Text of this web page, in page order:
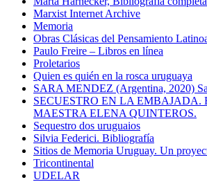
Marxist Internet Archive
Memoria
Obras Clásicas del Pensamiento
Paulo Freire – Libros en línea
Proletarios
Quien es quién en la rosca uruguaya
SARA MENDEZ (Argentina, 2020)
SECUESTRO EN LA EMBAJADA.
MAESTRA ELENA QUINTEROS.
Sequestro dos uruguaios
Silvia Federici. Bibliografía
Sitios de Memoria Uruguay. Un
Tricontinental
UDELAR